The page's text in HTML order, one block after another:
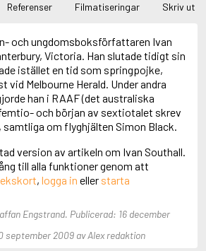
Referenser Filmatiseringar Skriv ut
och ungdomsboksförfattaren Ivan
Victoria. Han slutade tidigt sin
istället en tid som springpojke,
vid Melbourne Herald. Under andra
han i RAAF (det australiska
och början av sextiotalet skrev
om flyghjälten Simon Black.
version av artikeln om Ivan Southall.
till alla funktioner genom att
, logga in eller starta
Engstrand. Publicerad: 16 december
september 2009 av Alex redaktion